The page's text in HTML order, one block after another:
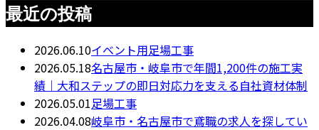
最近の投稿
2026.06.10イベント用足場工事
2026.05.18名古屋市・岐阜市で年間1,200件の施工実
績｜大和ステップの即日対応力を支える自社資材体制
2026.05.01足場工事
2026.04.08岐阜市・名古屋市で鳶職の求人を探してい